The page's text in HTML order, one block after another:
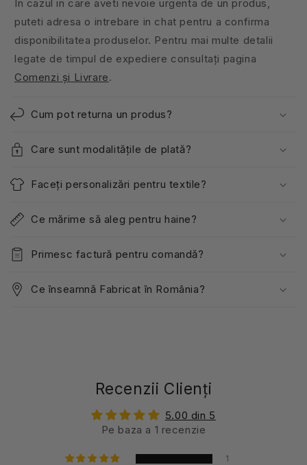
In cazul in care aveti nevoie urgenta de un produs,
puteti adresa o intrebare in chat pentru a confirma
disponibilitatea produselor. Pentru mai multe detalii
legate de timpul de expediere consultați pagina
Comenzi și Livrare.
Cum pot returna un produs?
Care sunt modalitățile de plată?
Faceți personalizări pentru textile?
Ce mărime să aleg pentru haine?
Primesc factură pentru comandă?
Ce înseamnă Fabricat în România?
Recenzii Clienți
5.00 din 5
Pe baza a 1 recenzie
1